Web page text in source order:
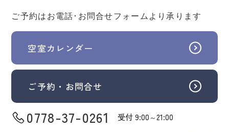
ご予約はお電話･お問合せフォームより承ります
空室カレンダー
ご予約・お問合せ
0778-37-0261 受付 9:00 ～21:00